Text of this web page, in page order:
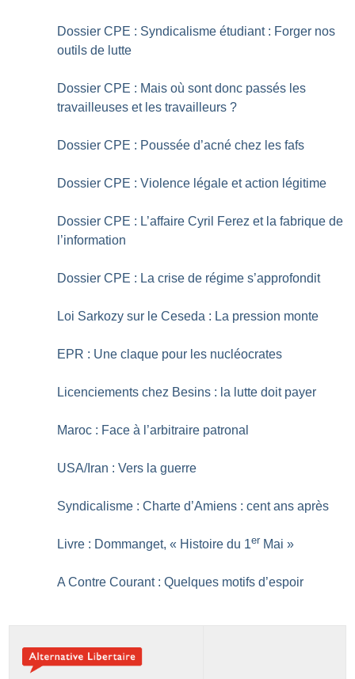
Dossier CPE : Syndicalisme étudiant : Forger nos
outils de lutte
Dossier CPE : Mais où sont donc passés les
travailleuses et les travailleurs ?
Dossier CPE : Poussée d’acné chez les fafs
Dossier CPE : Violence légale et action légitime
Dossier CPE : L’affaire Cyril Ferez et la fabrique de
l’information
Dossier CPE : La crise de régime s’approfondit
Loi Sarkozy sur le Ceseda : La pression monte
EPR : Une claque pour les nucléocrates
Licenciements chez Besins : la lutte doit payer
Maroc : Face à l’arbitraire patronal
USA/Iran : Vers la guerre
Syndicalisme : Charte d’Amiens : cent ans après
Livre : Dommanget, « Histoire du 1er Mai »
A Contre Courant : Quelques motifs d’espoir